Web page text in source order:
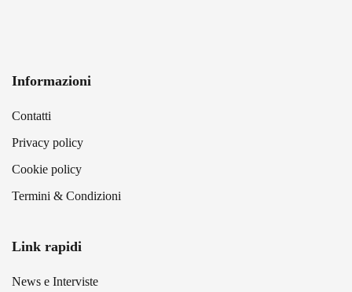
Informazioni
Contatti
Privacy policy
Cookie policy
Termini & Condizioni
Link rapidi
News e Interviste